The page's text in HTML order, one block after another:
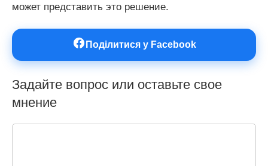
может представить это решение.
Поділитися у Facebook
Задайте вопрос или оставьте свое
мнение